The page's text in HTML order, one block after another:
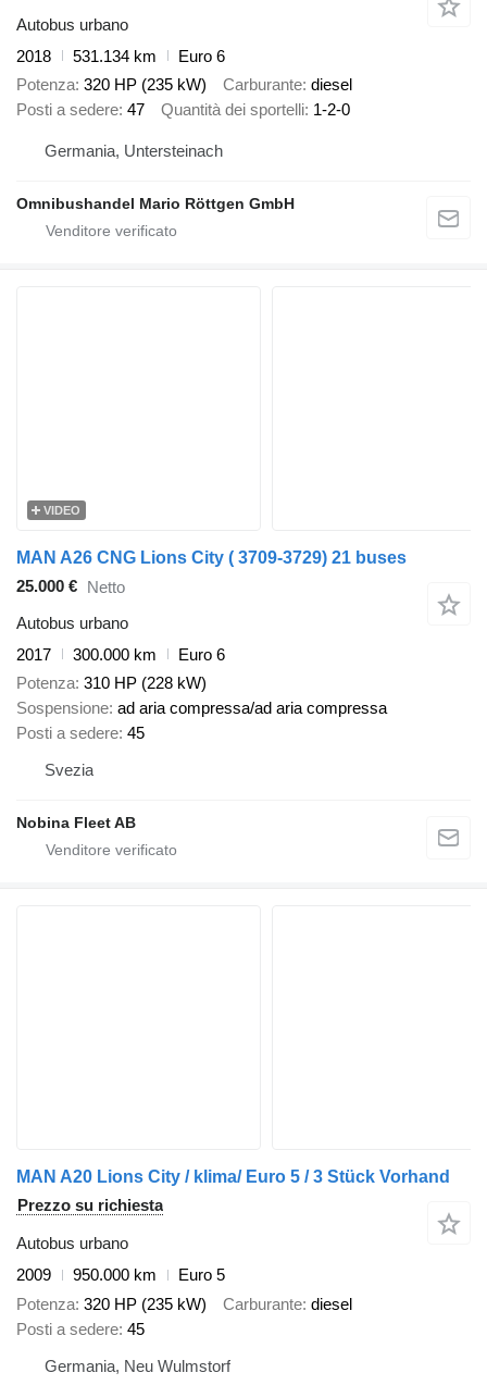
Autobus urbano
2018
531.134 km
Euro 6
Potenza 320 HP (235 kW) Carburante diesel
Posti a sedere 47 Quantità dei sportelli 1-2-0
Germania, Untersteinach
Omnibushandel Mario Röttgen GmbH
VIDEO
MAN A26 CNG Lions City ( 3709-3729) 21 buses
25.000 €
Netto
Autobus urbano
2017
300.000 km
Euro 6
Potenza 310 HP (228 kW)
Sospensione ad aria compressa/ad aria compressa
Posti a sedere 45
Svezia
Nobina Fleet AB
MAN A20 Lions City / klima/ Euro 5 / 3 Stück Vorhand
Prezzo su richiesta
Autobus urbano
2009
950.000 km
Euro 5
Potenza 320 HP (235 kW) Carburante diesel
Posti a sedere 45
Germania, Neu Wulmstorf